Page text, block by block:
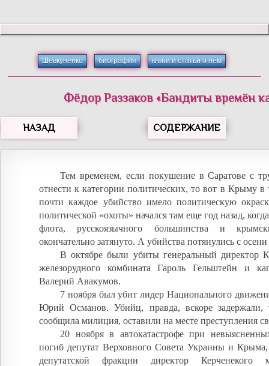
Шевкуненко биография книги и статьи о нём
Фёдор Раззаков«Бандиты времён
НАЗАД СОДЕРЖАНИЕ
Тем временем, если покушение в Саратове с
отнести к категории политических, то вот в Крыму в
почти каждое убийство имело политическую
политической «охоты» начался там еще год назад,
флота, русскоязычного большинства и
окончательно затянуто. А убийства потянулись с
В октябре были убиты генеральный директор
железорудного комбината Гароль Гельштейн и
Валерий Авакумов.
7 ноября был убит лидер Национального
Юрий Османов. Убийц, правда, вскоре задержали,
сообщила милиция, оставили на месте преступления
20 ноября в автокатастрофе при
погиб депутат Верховного Совета Украины и
депутатской фракции директор Керченекого